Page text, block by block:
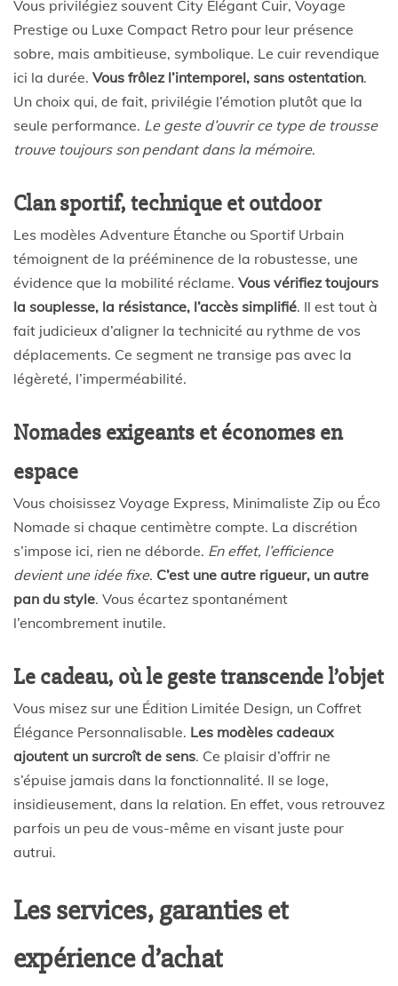
Vous privilégiez souvent City Élégant Cuir, Voyage
Prestige ou Luxe Compact Retro pour leur présence
sobre, mais ambitieuse, symbolique. Le cuir revendique
ici la durée. Vous frôlez l’intemporel, sans ostentation.
Un choix qui, de fait, privilégie l’émotion plutôt que la
seule performance. Le geste d’ouvrir ce type de trousse
trouve toujours son pendant dans la mémoire.
Clan sportif, technique et outdoor
Les modèles Adventure Étanche ou Sportif Urbain
témoignent de la prééminence de la robustesse, une
évidence que la mobilité réclame. Vous vérifiez toujours
la souplesse, la résistance, l’accès simplifié. Il est tout à
fait judicieux d’aligner la technicité au rythme de vos
déplacements. Ce segment ne transige pas avec la
légèreté, l’imperméabilité.
Nomades exigeants et économes en
espace
Vous choisissez Voyage Express, Minimaliste Zip ou Éco
Nomade si chaque centimètre compte. La discrétion
s’impose ici, rien ne déborde. En effet, l’efficience
devient une idée fixe. C’est une autre rigueur, un autre
pan du style. Vous écartez spontanément
l’encombrement inutile.
Le cadeau, où le geste transcende l’objet
Vous misez sur une Édition Limitée Design, un Coffret
Élégance Personnalisable. Les modèles cadeaux
ajoutent un surcroît de sens. Ce plaisir d’offrir ne
s’épuise jamais dans la fonctionnalité. Il se loge,
insidieusement, dans la relation. En effet, vous retrouvez
parfois un peu de vous-même en visant juste pour
autrui.
Les services, garanties et
expérience d’achat